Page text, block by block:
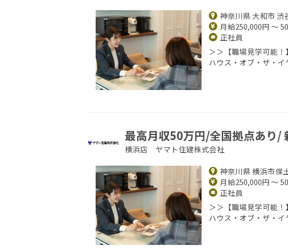
神奈川県 大和市 渋
月給250,000円 ～
正社員
＞＞【職場見学可能
ハウス・オブ・ザ・
最高月収50万円/全国拠点あり/
横浜店 ヤマト住建株式会社
神奈川県 横浜市保
月給250,000円 ～
正社員
＞＞【職場見学可能
ハウス・オブ・ザ・